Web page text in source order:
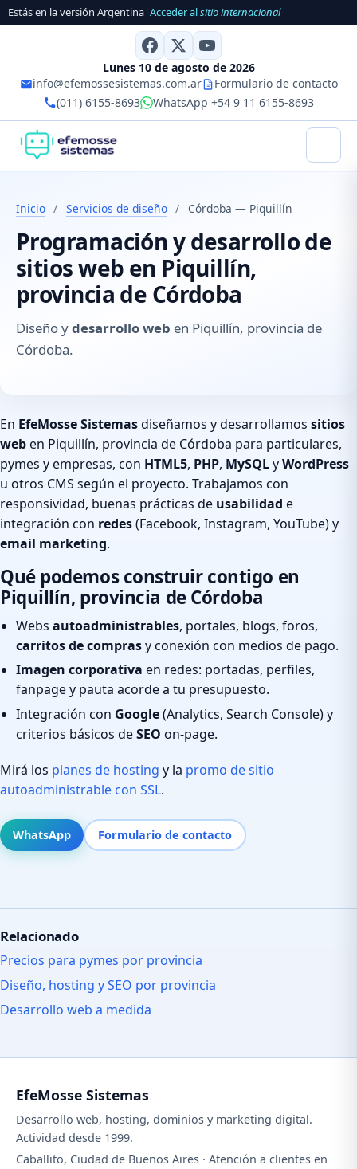
Estás en la versión Argentina|Acceder alsitio internacional
Lunes 10 de agosto de 2026
info@efemossesistemas.com.ar
Formulario de contacto
(011) 6155-8693
WhatsApp +54 9 11 6155-8693
Inicio / Servicios de diseño / Córdoba — Piquillín
Programación y desarrollo de
sitios web en Piquillín,
provincia de Córdoba
Diseño ydesarrollo web en Piquillín, provincia de
Córdoba.
En EfeMosse Sistemasdiseñamos y desarrollamos sitios
weben Piquillín, provincia de Córdoba para particulares,
pymes y empresas, con HTML5, PHP, MySQLyWordPress
u otros CMS según el proyecto. Trabajamos con
responsividad, buenas prácticas de usabilidad e
integración con redes(Facebook, Instagram, YouTube) y
email marketing.
Qué podemos construir contigo en
Piquillín, provincia de Córdoba
Webs autoadministrables, portales, blogs, foros,
carritos de comprasy conexión con medios de pago.
Imagen corporativa en redes: portadas, perfiles,
fanpage y pauta acorde a tu presupuesto.
Integración con Google(Analytics, Search Console) y
criterios básicos deSEO on-page.
Mirá los planes de hosting y la promo de sitio
autoadministrable con SSL.
WhatsApp Formulario de contacto
Relacionado
Precios para pymes por provincia
Diseño, hosting y SEO por provincia
Desarrollo web a medida
EfeMosse Sistemas
Desarrollo web, hosting, dominios y marketing digital.
Actividad desde 1999.
Caballito, Ciudad de Buenos Aires · Atención a clientes en